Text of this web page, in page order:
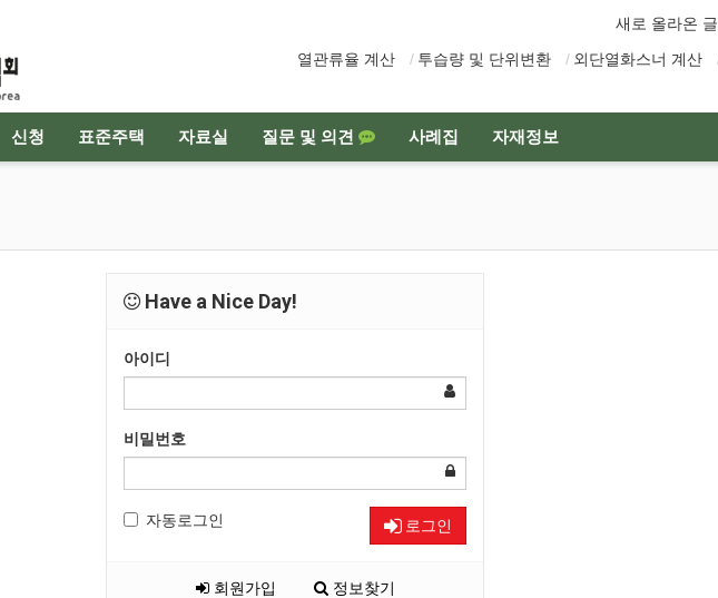
새로 올라온 글
열관류율 계산
투습량 및 단위변환 외단열화스너 계산
신청 표준주택 자료실 질문 및 의견 사례집 자재정보
Have a Nice Day!
아이디
비밀번호
자동로그인 로그인
회원가입 정보찾기